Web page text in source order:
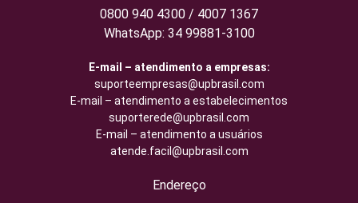
0800 940 4300 / 4007 1367
WhatsApp: 34 99881-3100
E-mail – atendimento a empresas:
suporteempresas@upbrasil.com
E-mail – atendimento a estabelecimentos
suporterede@upbrasil.com
E-mail – atendimento a usuários
atende.facil@upbrasil.com
Endereço